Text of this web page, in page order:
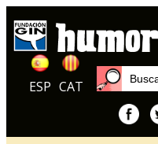
ESP CAT